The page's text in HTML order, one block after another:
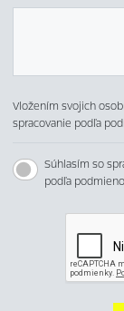
Vložením svojich
spracovanie podľa
Súhlasím so
podľa